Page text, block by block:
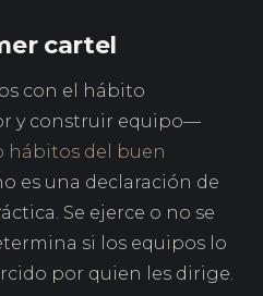
cartel
con el hábito
y construir equipo—
hábitos del buen
es una declaración de
Se ejerce o no se
si los equipos lo
por quien les dirige.